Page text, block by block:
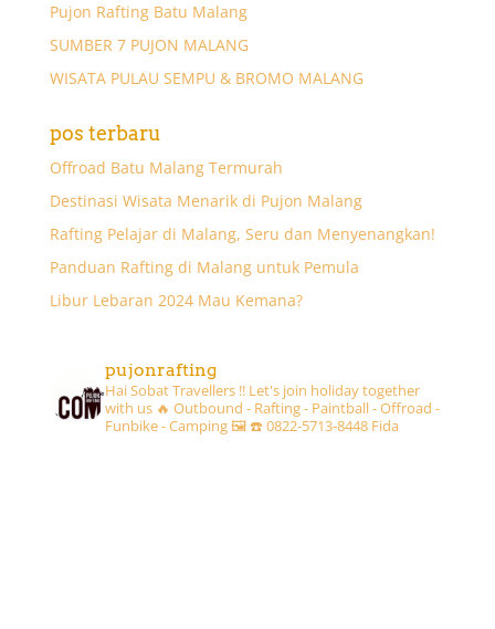
Pujon Rafting Batu Malang
SUMBER 7 PUJON MALANG
WISATA PULAU SEMPU & BROMO MALANG
pos terbaru
Offroad Batu Malang Termurah
Destinasi Wisata Menarik di Pujon Malang
Rafting Pelajar di Malang, Seru dan Menyenangkan!
Panduan Rafting di Malang untuk Pemula
Libur Lebaran 2024 Mau Kemana?
pujonrafting
Hai Sobat Travellers !! Let's join holiday together
with us 🔥 Outbound - Rafting - Paintball - Offroad -
Funbike - Camping 🖼☎️ 0822-5713-8448 Fida